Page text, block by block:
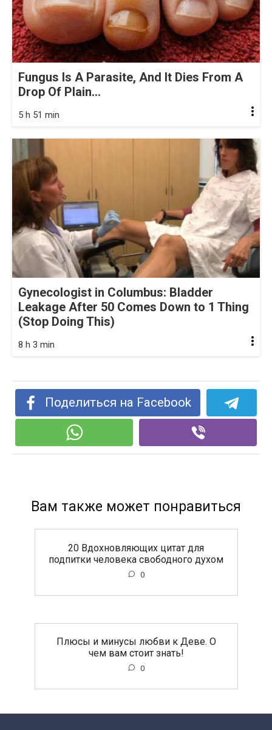
Fungus Is A Parasite, And It Dies From A
Drop Of Plain...
5 h 51 min
Gynecologist in Columbus: Bladder
Leakage After 50 Comes Down to 1 Thing
(Stop Doing This)
8 h 3 min
Поделиться на Facebook
Вам также может понравиться
20 Вдохновляющих цитат для
подпитки человека свободного духом
0
Плюсы и минусы любви к Деве. О
чем вам стоит знать!
0